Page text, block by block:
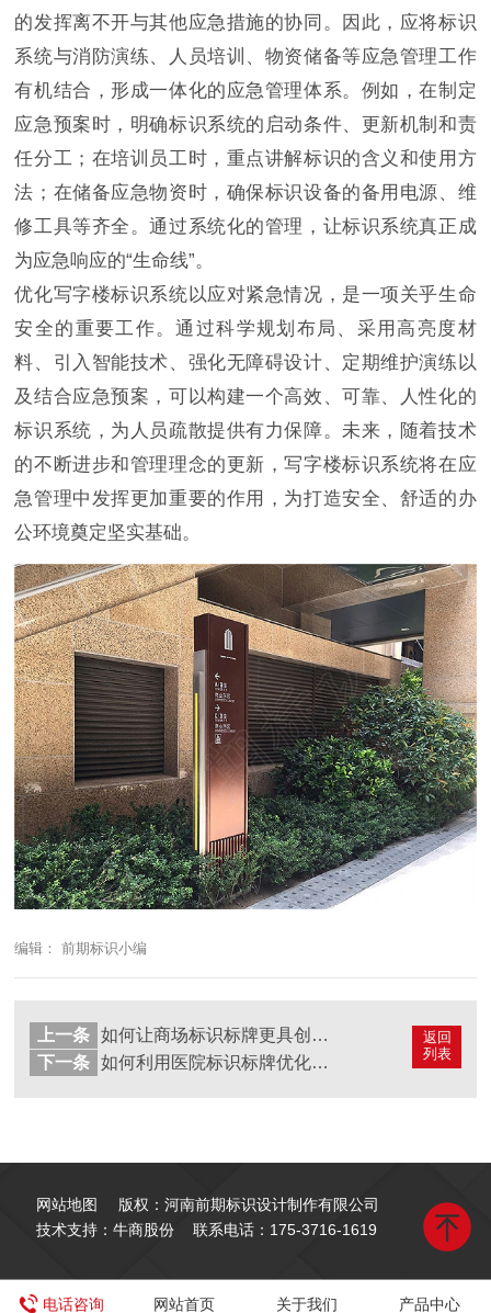
的发挥离不开与其他应急措施的协同。因此，应将标识
系统与消防演练、人员培训、物资储备等应急管理工作
有机结合，形成一体化的应急管理体系。例如，在制定
应急预案时，明确标识系统的启动条件、更新机制和责
任分工；在培训员工时，重点讲解标识的含义和使用方
法；在储备应急物资时，确保标识设备的备用电源、维
修工具等齐全。通过系统化的管理，让标识系统真正成
为应急响应的“生命线”。
优化写字楼标识系统以应对紧急情况，是一项关乎生命
安全的重要工作。通过科学规划布局、采用高亮度材
料、引入智能技术、强化无障碍设计、定期维护演练以
及结合应急预案，可以构建一个高效、可靠、人性化的
标识系统，为人员疏散提供有力保障。未来，随着技术
的不断进步和管理理念的更新，写字楼标识系统将在应
急管理中发挥更加重要的作用，为打造安全、舒适的办
公环境奠定坚实基础。
编辑： 前期标识小编
返回
列表
上一条
如何让商场标识标牌更具创意与吸引力？
下一条
如何利用医院标识标牌优化导诊流程？
网站地图
版权：河南前期标识设计制作有限公司
技术支持：牛商股份
联系电话： 175-3716-1619
电话咨询 网站首页 关于我们 产品中心